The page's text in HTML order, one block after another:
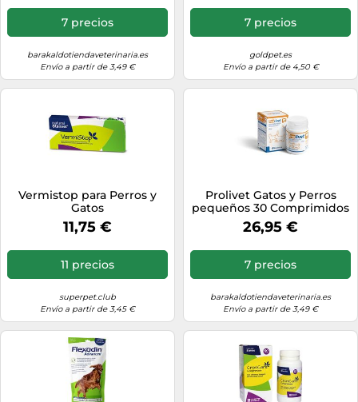
7 precios
barakaldotiendaveterinaria.es
Envío a partir de 3,49 €
7 precios
goldpet.es
Envío a partir de 4,50 €
Vermistop para Perros y
Gatos
11,75 €
11 precios
superpet.club
Envío a partir de 3,45 €
Prolivet Gatos y Perros
pequeños 30 Comprimidos
26,95 €
7 precios
barakaldotiendaveterinaria.es
Envío a partir de 3,49 €